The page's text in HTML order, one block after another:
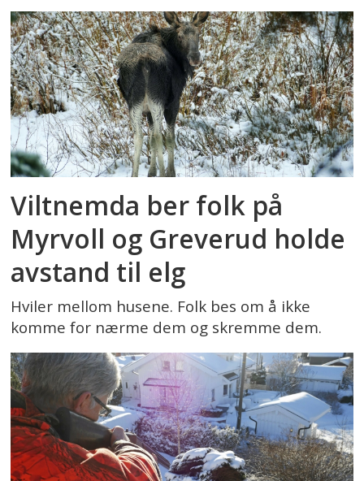
Viltnemda ber folk på
Myrvoll og Greverud holde
avstand til elg
Hviler mellom husene. Folk bes om å ikke
komme for nærme dem og skremme dem.